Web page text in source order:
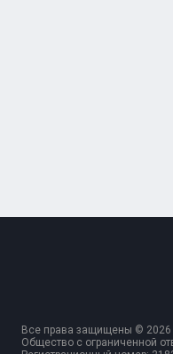
Все права защищены © 2026
Общество с ограниченной